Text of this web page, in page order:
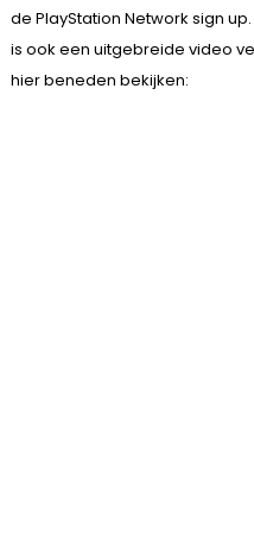
de PlayStation Network sign
is ook een uitgebreide video
hier beneden bekijken: